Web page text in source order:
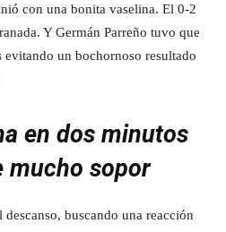
con una bonita vaselina. El 0-2
Y Germán Parreño tuvo que
evitando un bochornoso resultado
en dos minutos
mucho sopor
buscando una reacción